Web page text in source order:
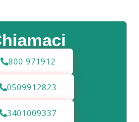
800 971912
0509912823
3401009337